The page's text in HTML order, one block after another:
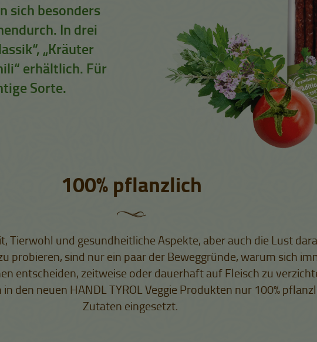
sich besonders
In drei
„Kräuter
erhältlich. Für
Sorte.
100% pflanzlich
Tierwohl und gesundheitliche Aspekte, aber auch die Lust
probieren, sind nur ein paar der Beweggründe, warum sich
entscheiden, zeitweise oder dauerhaft auf Fleisch zu
den neuen HANDL TYROL Veggie Produkten nur 100%
Zutaten eingesetzt.